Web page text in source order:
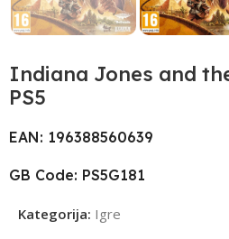
Indiana Jones and
PS5
EAN: 196388560639
GB Code: PS5G181
Kategorija: Igre